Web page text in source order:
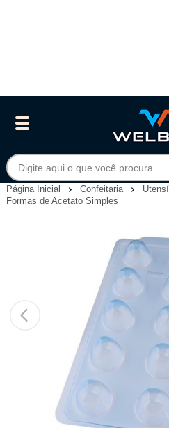
Página Inicial Confeitaria
Formas de Acetato Simples